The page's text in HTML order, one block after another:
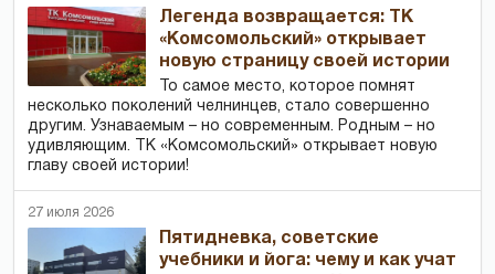
Легенда возвращается: ТК
«Комсомольский» открывает
новую страницу своей истории
То самое место, которое помнят
несколько поколений челнинцев, стало совершенно
другим. Узнаваемым – но современным. Родным – но
удивляющим. ТК «Комсомольский» открывает новую
главу своей истории!
27 июля 2026
Пятидневка, советские
учебники и йога: чему и как учат